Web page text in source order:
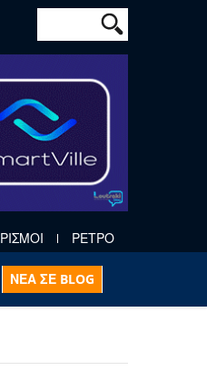
Φόρμα
Αναζήτηση
ΡΕΤΡΟ
ΝΕΑ ΣΕ BLOG